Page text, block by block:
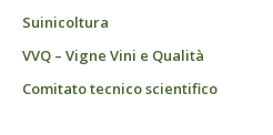
Suinicoltura
VVQ – Vigne Vini e Qualità
Comitato tecnico scientifico